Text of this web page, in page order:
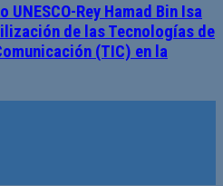
Rey Hamad Bin Isa
de las Tecnologías de
(TIC) en la